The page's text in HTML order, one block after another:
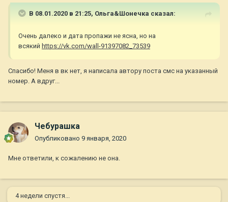
В 08.01.2020 в 21:25, Ольга&Шонечка сказал:
Очень далеко и дата пропажи не ясна, но на
всякий https://vk.com/wall-91397082_73539
Спасибо! Меня в вк нет, я написала автору поста смс на указанный
номер. А вдруг...
Чебурашка
Опубликовано 9 января, 2020
Мне ответили, к сожалению не она.
4 недели спустя...